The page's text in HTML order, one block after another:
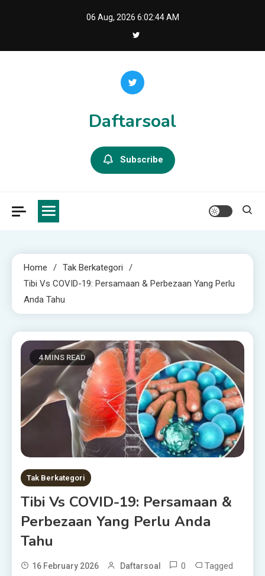
06 Aug, 2026 6:02:45 AM
Daftarsoal
Subscribe
Home
Tak Berkategori
Tibi Vs COVID-19: Persamaan & Perbezaan Yang Perlu
Anda Tahu
4 MINS READ
Tak Berkategori
Tibi Vs COVID-19: Persamaan &
Perbezaan Yang Perlu Anda
Tahu
16 February 2026 Daftarsoal 0 Tagged